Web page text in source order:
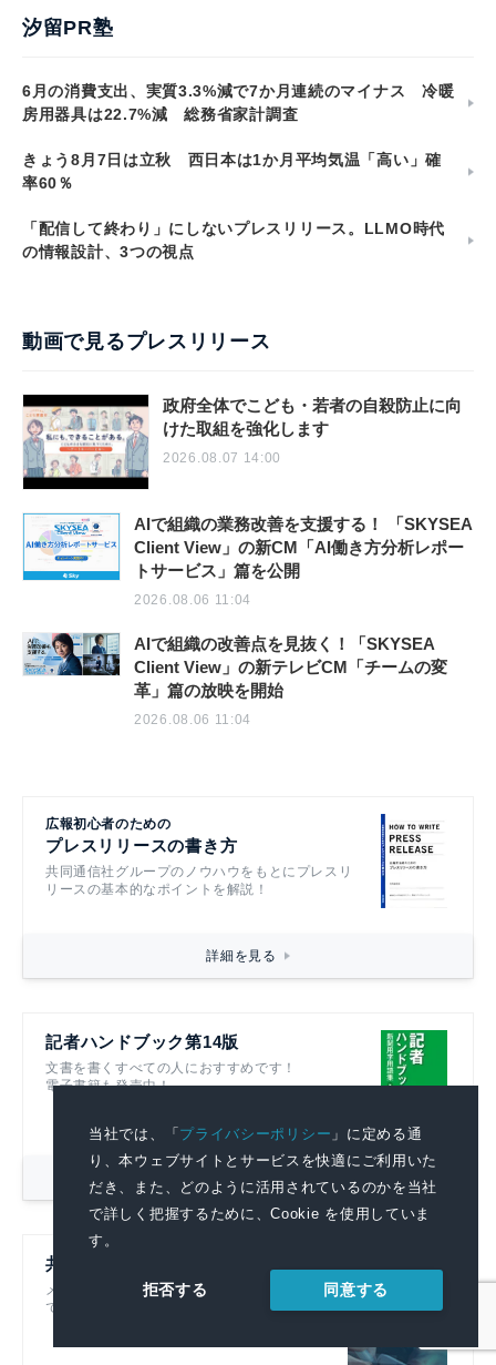
当社では、「プライバシーポリシー 」に定める通
り、本ウェブサイトとサービスを快適にご利用いた
だき、また、どのように活用されているのかを当社
で詳しく把握するために、Cookie を使用していま
す。
拒否する 同意する
汐留PR塾
6月の消費支出、実質3.3%減で7か月連続のマイナス 冷暖
房用器具は22.7%減 総務省家計調査
きょう8月7日は立秋 西日本は1か月平均気温「高い」確
率60％
「配信して終わり」にしないプレスリリース。LLMO時代
の情報設計、3つの視点
動画で見るプレスリリース
政府全体でこども・若者の自殺防止に向
けた取組を強化します
2026.08.07 14:00
AIで組織の業務改善を支援する！ 「SKYSEA
Client View」の新CM「AI働き方分析レポー
トサービス」篇を公開
2026.08.06 11:04
AIで組織の改善点を見抜く！「SKYSEA
Client View」の新テレビCM「チームの変
革」篇の放映を開始
2026.08.06 11:04
広報初心者のための
プレスリリースの書き方
共同通信社グループのノウハウをもとにプレスリ
リースの基本的なポイントを解説！
詳細を見る
記者ハンドブック第14版
文書を書くすべての人におすすめです！
電子書籍も発売中！
詳細を見る
共同通信リアルタイムニュース
メディアに提供している記事をそのまま閲覧
できる広報部門必見のニュース配信サービス